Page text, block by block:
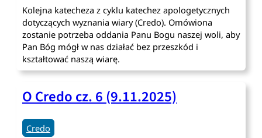
Kolejna katecheza z cyklu katechez apologetycznych
dotyczących wyznania wiary (Credo). Omówiona
zostanie potrzeba oddania Panu Bogu naszej woli, aby
Pan Bóg mógł w nas działać bez przeszkód i
kształtować naszą wiarę.
O Credo cz. 6 (9.11.2025)
Credo